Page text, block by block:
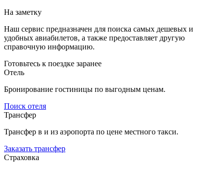
На заметку
Наш сервис предназначен для поиска самых дешевых и
удобных авиабилетов, а также предоставляет другую
справочную информацию.
Готовьтесь к поездке заранее
Отель
Бронирование гостиницы по выгодным ценам.
Поиск отеля
Трансфер
Трансфер в и из аэропорта по цене местного такси.
Заказать трансфер
Страховка